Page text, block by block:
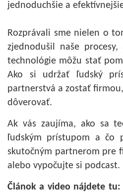
jednoduchšie a
Rozprávali sme nielen o
zjednodušil naše
technológie môžu stať
Ako si udržať ľudský
partnerstvá a zostať
dôverovať.
Ak vás zaujíma, ako sa
ľudským prístupom a čo
skutočným partnerom pre
alebo vypočujte si podcast.
Článok a video nájdete tu: